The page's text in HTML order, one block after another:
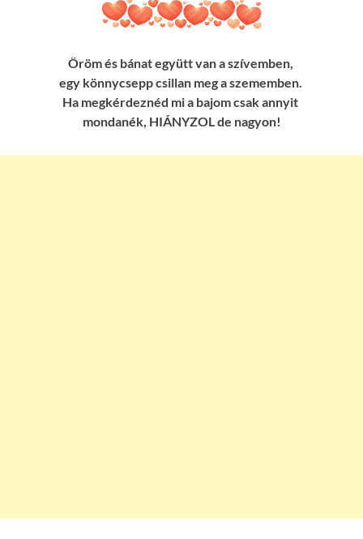
Öröm és bánat együtt van a szívemben,
egy könnycsepp csillan meg a szememben.
Ha megkérdeznéd mi a bajom csak annyit
mondanék, HIÁNYZOL de nagyon!